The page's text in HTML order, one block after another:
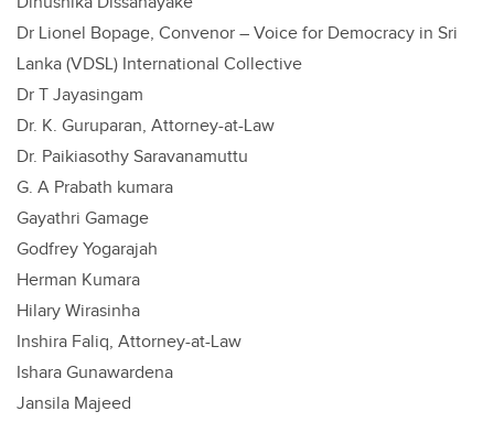
Dr Lionel Bopage, Convenor – Voice for Democracy in Sri
Lanka (VDSL) International Collective
Dr T Jayasingam
Dr. K. Guruparan, Attorney-at-Law
Dr. Paikiasothy Saravanamuttu
G. A Prabath kumara
Gayathri Gamage
Godfrey Yogarajah
Herman Kumara
Hilary Wirasinha
Inshira Faliq, Attorney-at-Law
Ishara Gunawardena
Jansila Majeed